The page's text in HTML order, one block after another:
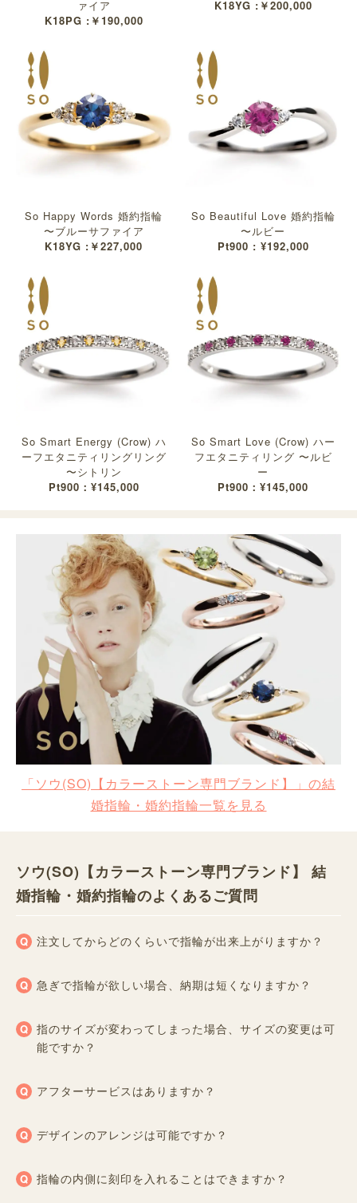
ァイア
K18PG :￥190,000
K18YG :￥200,000
So Happy Words 婚約指輪
〜ブルーサファイア
K18YG :￥227,000
So Beautiful Love 婚約指輪
〜ルビー
Pt900 : ¥192,000
So Smart Energy (Crow) ハ
ーフエタニティリングリング
〜シトリン
Pt900：¥145,000
So Smart Love (Crow) ハー
フエタニティリング 〜ルビ
ー
Pt900：¥145,000
「ソウ(SO)【カラーストーン専門ブランド】」の結
婚指輪・婚約指輪一覧を見る
ソウ(SO)【カラーストーン専門ブランド】 結
婚指輪・婚約指輪のよくあるご質問
注文してからどのくらいで指輪が出来上がりますか？
急ぎで指輪が欲しい場合、納期は短くなりますか？
指のサイズが変わってしまった場合、サイズの変更は可
能ですか？
アフターサービスはありますか？
デザインのアレンジは可能ですか？
指輪の内側に刻印を入れることはできますか？